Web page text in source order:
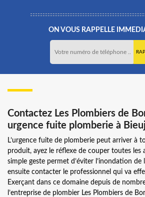
ON VOUS RAPPELLE
Contactez Les Plombiers de
urgence fuite plomberie à
L’urgence fuite de plomberie peut arriver à
produit, ayez le réflexe de couper toutes les
simple geste permet d’éviter l’inondation de
ensuite contacter le professionnel qui va
Exerçant dans ce domaine depuis de
l’entreprise de plombier Les Plombiers de